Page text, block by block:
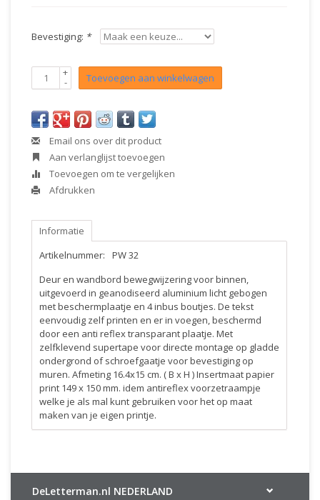
Bevestiging: *
+
- Toevoegen aan winkelwagen
Email ons over dit product
Aan verlanglijst toevoegen
Toevoegen om te vergelijken
Afdrukken
Informatie
Artikelnummer:
PW 32
Deur en wandbord bewegwijzering voor binnen,
uitgevoerd in geanodiseerd aluminium licht gebogen
met beschermplaatje en 4 inbus boutjes. De tekst
eenvoudig zelf printen en er in voegen, beschermd
door een anti reflex transparant plaatje. Met
zelfklevend supertape voor directe montage op gladde
ondergrond of schroefgaatje voor bevestiging op
muren. Afmeting 16.4x15 cm. ( B x H ) Insertmaat papier
print 149 x 150 mm. idem antireflex voorzetraampje
welke je als mal kunt gebruiken voor het op maat
maken van je eigen printje.
DeLetterman.nl NEDERLAND